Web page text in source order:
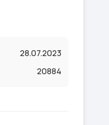
28.07.2023
20884